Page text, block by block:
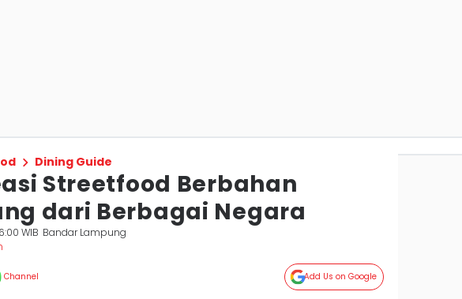
Dining Guide
Streetfood Berbahan
dari Berbagai Negara
WIB Bandar Lampung
Channel Add Us on Google